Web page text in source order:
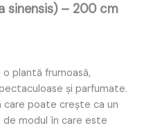
sinensis) – 200 cm
plantă frumoasă,
și parfumate.
care poate crește ca un
de modul în care este